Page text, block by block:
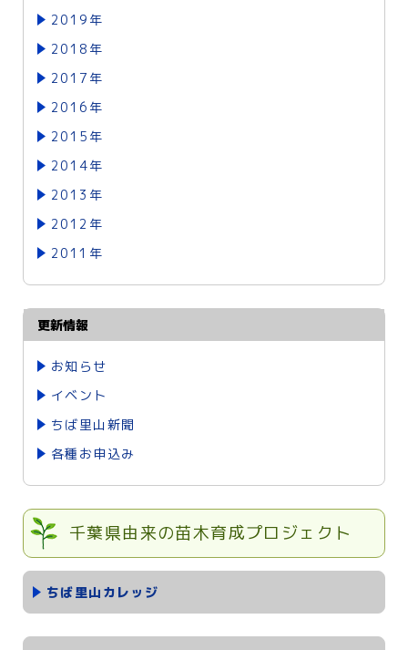
2019年
2018年
2017年
2016年
2015年
2014年
2013年
2012年
2011年
更新情報
お知らせ
イベント
ちば里山新聞
各種お申込み
千葉県由来の苗木育成プロジェクト
ちば里山カレッジ